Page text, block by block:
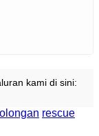
kami di sini:
rescue